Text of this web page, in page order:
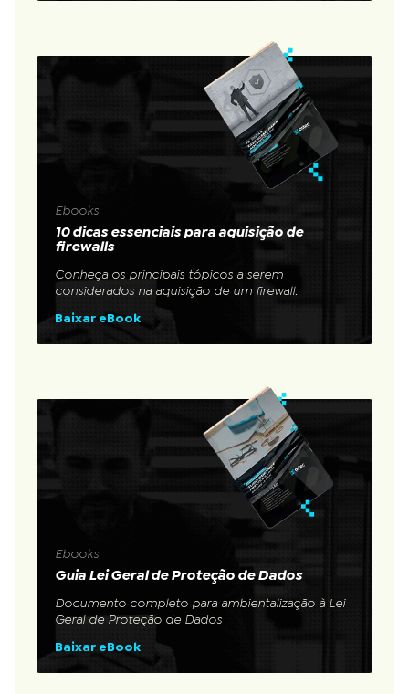
Ebooks
10 dicas essenciais para aquisição de
firewalls
Conheça os principais tópicos a serem
considerados na aquisição de um firewall.
Baixar eBook
Ebooks
Guia Lei Geral de Proteção de Dados
Documento completo para ambientalização à Lei
Geral de Proteção de Dados
Baixar eBook